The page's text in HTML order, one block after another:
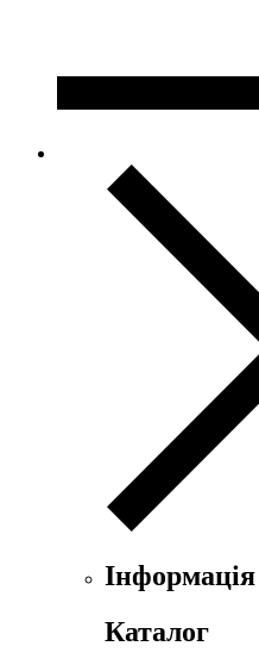
Інформація
Каталог